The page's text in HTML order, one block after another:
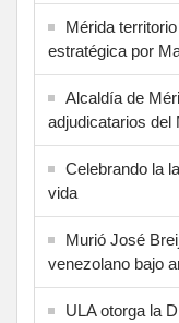
Mérida
estratégica por
Alcaldía de
adjudicatarios del
Celebrando la
vida
Murió José
venezolano bajo
ULA otorga la